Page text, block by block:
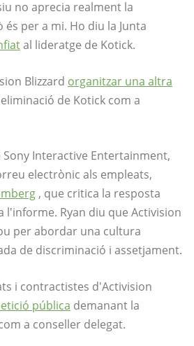
no aprecia realment la
per a mi. Ho diu la Junta
al lideratge de Kotick.
Blizzard organitzar una altra
de Kotick com a
Sony Interactive Entertainment,
electrònic als empleats,
, que critica la resposta
l'informe. Ryan diu que Activision
per abordar una cultura
de discriminació i assetjament.
i contractistes d'Activision
pública demanant la
a conseller delegat.